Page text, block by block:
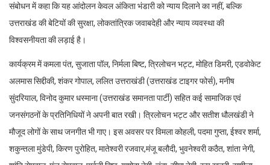
संबोधन में कहा कि यह आंदोलन केवल अंकिता भंडारी को न्याय दिलाने का नहीं, बल्कि
उत्तराखंड की बेटियों की सुरक्षा, लोकतांत्रिक जवाबदेही और न्याय व्यवस्था की
विश्वसनीयता की लड़ाई है।
कार्यक्रम में कमला पंत, सुजाता पॉल, निर्मला बिष्ट, त्रिलोचन भट्ट, मोहित डिमरी, एडवोकेट
अलमास सिद्दीकी, शंकर गोपाल, ललित उत्तराखंडी (उत्तराखंड टाइगर फोर्स), मनीष
सुंदरियाल, विनोद कुमार धस्माना (उत्तराखंड समानता पार्टी) सहित कई सामाजिक एवं
जनसंगठनों के प्रतिनिधियों ने अपनी बात रखी। त्रिलोचन भट्ट और सतीश धौलखंडी ने
मौजूद लोगों के साथ जनगीत भी गाए। इस अवसर पर विमला कोहली, पदमा गुप्ता, ईश्वर शर्मा,
शकुन्तला मुंडेपी, किरण पुरोहित, मातेश्वरी रजवार,मंजू बलौदी, भुवनेश्वरी कठैत, शांता नेगी,